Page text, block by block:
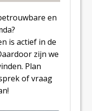
en
is actief in de
zijn we
Plan
of vraag